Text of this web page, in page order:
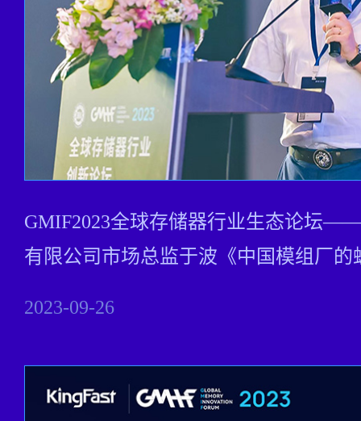
GMIF2023全球存储器行业生态论坛
有限公司市场总监于波《中国模组厂的
2023-09-26